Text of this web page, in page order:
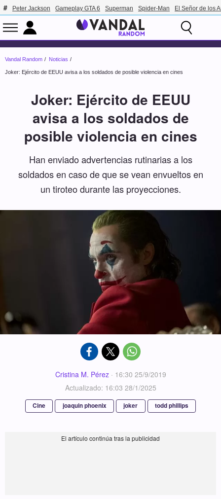
Peter Jackson Gameplay GTA 6 Superman Spider-Man El Señor de los
Vandal Random Noticias
Joker: Ejército de EEUU avisa a los soldados de posible violencia en cines
Joker: Ejército de EEUU
avisa a los soldados de
posible violencia en cines
Han enviado advertencias rutinarias a los
soldados en caso de que se vean envueltos en
un tiroteo durante las proyecciones.
Cristina M. Pérez· 16:30 25/9/2019
Actualizado: 16:03 28/1/2025
Cine joaquin phoenix joker todd phillips